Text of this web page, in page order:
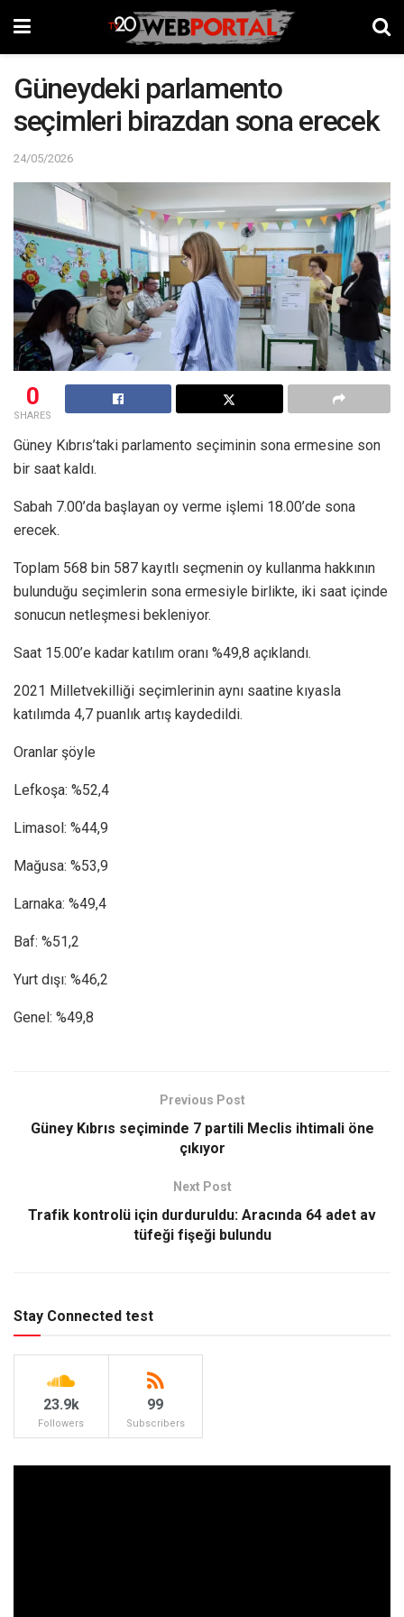
Güneydeki parlamento
seçimleri birazdan sona erecek
24/05/2026
0
SHARES
Güney Kıbrıs’taki parlamento seçiminin sona ermesine son
bir saat kaldı.
Sabah 7.00’da başlayan oy verme işlemi 18.00’de sona
erecek.
Toplam 568 bin 587 kayıtlı seçmenin oy kullanma hakkının
bulunduğu seçimlerin sona ermesiyle birlikte, iki saat içinde
sonucun netleşmesi bekleniyor.
Saat 15.00’e kadar katılım oranı %49,8 açıklandı.
2021 Milletvekilliği seçimlerinin aynı saatine kıyasla
katılımda 4,7 puanlık artış kaydedildi.
Oranlar şöyle
Lefkoşa: %52,4
Limasol: %44,9
Mağusa: %53,9
Larnaka: %49,4
Baf: %51,2
Yurt dışı: %46,2
Genel: %49,8
Previous Post
Güney Kıbrıs seçiminde 7 partili Meclis ihtimali öne
çıkıyor
Next Post
Trafik kontrolü için durduruldu: Aracında 64 adet av
tüfeği fişeği bulundu
Stay Connected test
23.9k
Followers
99
Subscribers